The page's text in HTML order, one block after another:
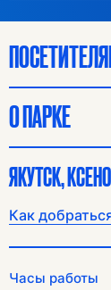
О ПАРКЕ
ЯКУТСК,
Как
Часы работы